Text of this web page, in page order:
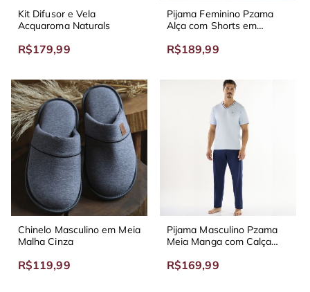
Kit Difusor e Vela
Acquaroma Naturals
R$179,99
Pijama Feminino Pzama
Alça com Shorts em
R$189,99
Chinelo Masculino em Meia
Malha Cinza
R$119,99
Pijama Masculino Pzama
Meia Manga com Calça
R$169,99